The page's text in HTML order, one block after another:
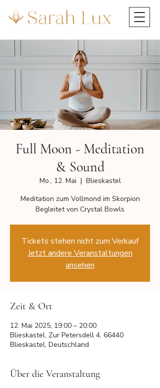
Full Moon - Meditation
& Sound
Mo., 12. Mai
  |
Blieskastel
Meditation zum Vollmond im Skorpion
Begleitet von Crystal Bowls
Tickets stehen nicht zum Verkauf
Jetzt andere Veranstaltungen
ansehen
Zeit & Ort
12. Mai 2025, 19:00 – 20:00
Blieskastel, Zur Petersdell 4, 66440
Blieskastel, Deutschland
Über die Veranstaltung